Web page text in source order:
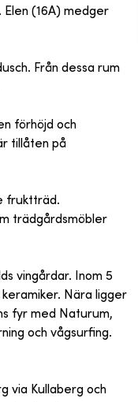
(16A) medger
Från dessa rum
förhöjd och
tillåten på
fruktträd.
trädgårdsmöbler
vingårdar. Inom 5
Nära ligger
fyr med Naturum,
och vågsurfing.
via Kullaberg och